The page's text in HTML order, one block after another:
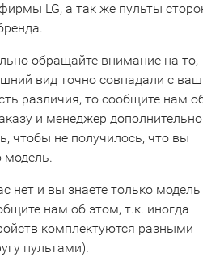
LG, а так же пульты
обращайте внимание на то,
вид точно совпадали с
различия, то сообщите нам
и менеджер дополнительно
чтобы не получилось, что вы
модель.
нет и вы знаете только модель
нам об этом, т.к. иногда
комплектуются разными
пультами).